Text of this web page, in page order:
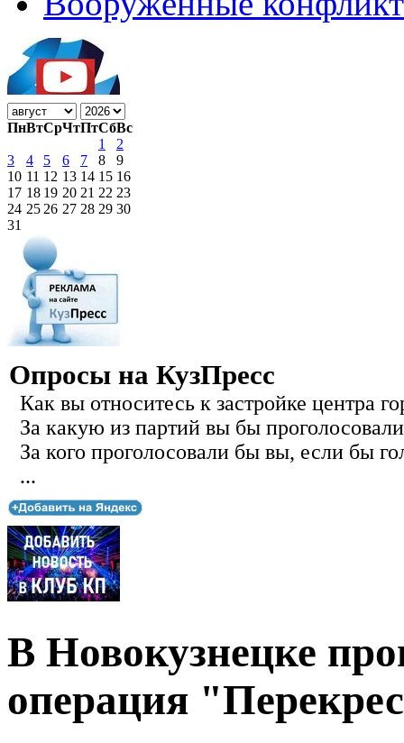
ПнВтСрЧтПтСбВс
1
2
3
4 5 6 7 8
9
10 11 12 13 14 15 16
17 18 19 20 21 22 23
24 25 26 27 28 29 30
31
Опросы на КузПресс
Как вы относитесь к застройке центра
За какую из партий вы бы
За кого проголосовали бы вы, если бы
...
В Новокузнецке
операция